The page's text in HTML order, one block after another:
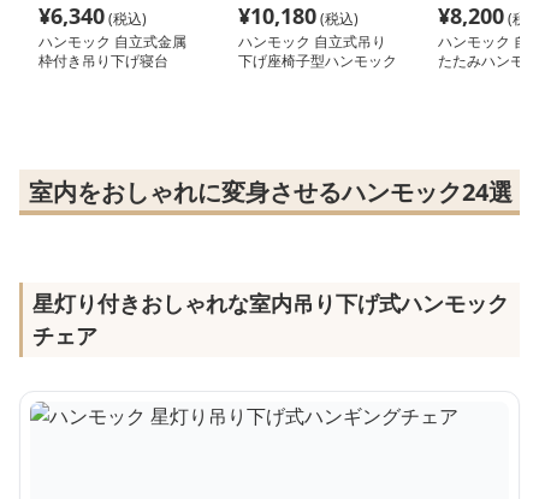
¥6,340(税込)
ハンモック 自立式金属
枠付き吊り下げ寝台
¥10,180(税込)
ハンモック 自立式吊り
下げ座椅子型ハンモック
¥8,200(税
ハンモック 自
たたみハンモ
室内をおしゃれに変身させるハンモック24選
星灯り付きおしゃれな室内吊り下げ式ハンモック
チェア